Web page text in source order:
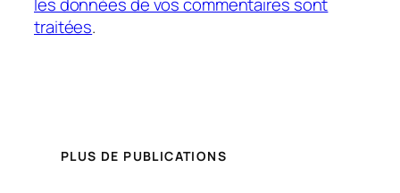
traitées.
PLUS DE PUBLICATIONS